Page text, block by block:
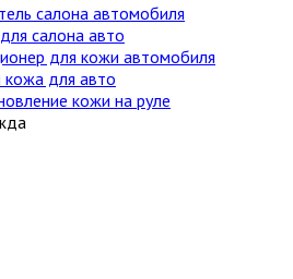
салона автомобиля
салона авто
для кожи автомобиля
для авто
кожи на руле